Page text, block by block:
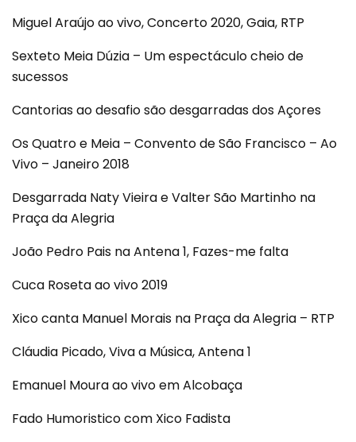
Miguel Araújo ao vivo, Concerto 2020, Gaia, RTP
Sexteto Meia Dúzia – Um espectáculo cheio de
sucessos
Cantorias ao desafio são desgarradas dos Açores
Os Quatro e Meia – Convento de São Francisco – Ao
Vivo – Janeiro 2018
Desgarrada Naty Vieira e Valter São Martinho na
Praça da Alegria
João Pedro Pais na Antena 1, Fazes-me falta
Cuca Roseta ao vivo 2019
Xico canta Manuel Morais na Praça da Alegria – RTP
Cláudia Picado, Viva a Música, Antena 1
Emanuel Moura ao vivo em Alcobaça
Fado Humoristico com Xico Fadista